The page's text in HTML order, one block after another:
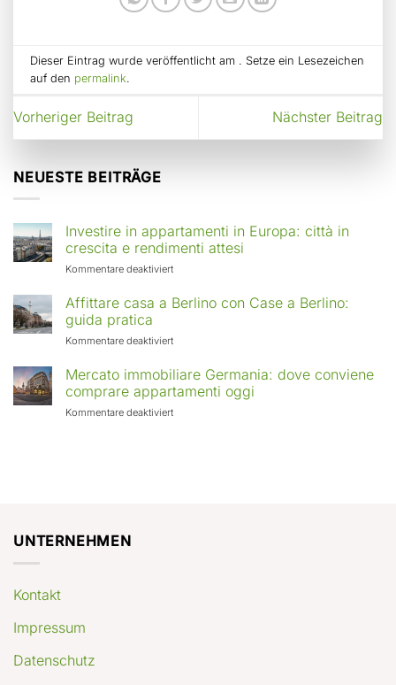
Dieser Eintrag wurde veröffentlicht am . Setze ein Lesezeichen
auf den permalink.
Vorheriger Beitrag Nächster Beitrag
NEUESTE BEITRÄGE
Investire in appartamenti in Europa: città in
crescita e rendimenti attesi
Kommentare deaktiviertfür
in
Europa:
in
crescita
rendimenti
Affittare casa a Berlino con Case a Berlino:
guida pratica
Kommentare deaktiviertfür
casa
a
Berlino
con
Mercato immobiliare Germania: dove conviene
comprare appartamenti oggi
Kommentare deaktiviertfür
UNTERNEHMEN
Kontakt
Impressum
Datenschutz